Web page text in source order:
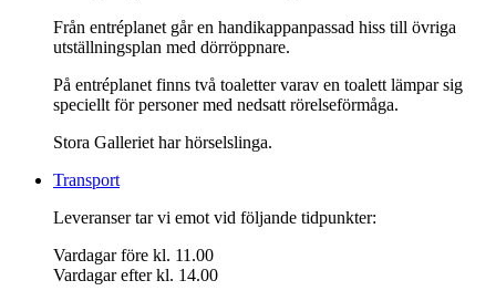
Från entréplanet går en handikappanpassad hiss till övriga
utställningsplan med dörröppnare.
På entréplanet finns två toaletter varav en toalett lämpar sig
speciellt för personer med nedsatt rörelseförmåga.
Stora Galleriet har hörselslinga.
Transport
Leveranser tar vi emot vid följande tidpunkter:
Vardagar före kl. 11.00
Vardagar efter kl. 14.00